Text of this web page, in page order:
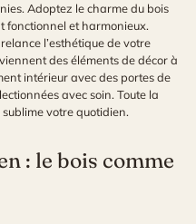
Adoptez le charme du bois
fonctionnel et harmonieux.
l’esthétique de votre
des éléments de décor à
intérieur avec des portes de
avec soin. Toute la
votre quotidien.
: le bois comme